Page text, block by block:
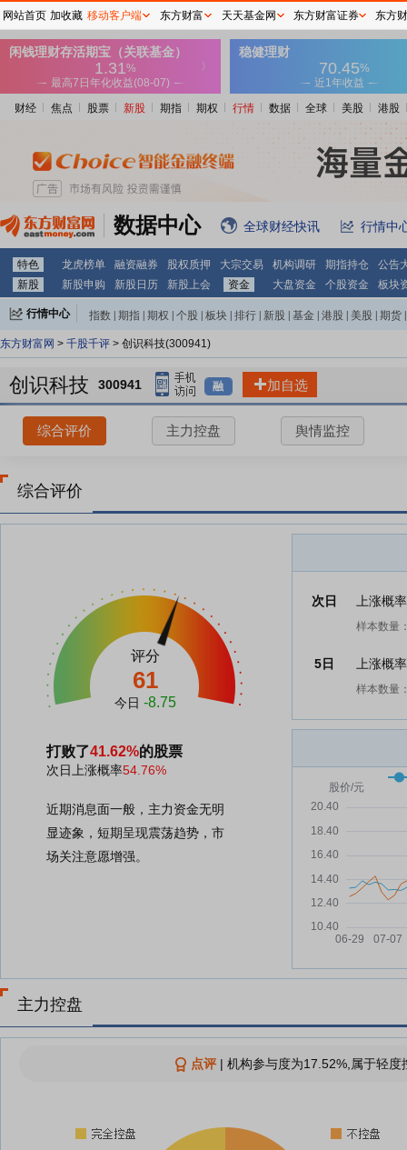
财经 焦点 股票 新股 期指 期权 行情 数据 全球 美股 港股
数据中心 全球财经快讯 行情中
特色 龙虎榜单 融资融券 股权质押 大宗交易 机构调研 期指持仓
公告
新股
新股申购 新股日历 新股上会 资金 大盘资金 个股资金 板块
行情中心 指数 期指 期权 个股 板块 排行 新股 基金 港股 美股 期货
东方财富网 > 千股千评 > 创识科技(300941)
创识科技 300941 融 加自选
综合评价 主力控盘 舆情监控
综合评价
评分
61
今日 -8.75
打败了41.62%的股票
次日上涨概率54.76%
近期消息面一般，主力资金无明
显迹象，短期呈现震荡趋势，市
场关注意愿增强。
次日 上涨概
样本数量
5日 上涨概
样本数量
主力控盘
点评| 机构参与度为17.52%,属于轻
网站首页 加收藏 移动客户端 东方财富 天天基金网 东方财富证券 东方